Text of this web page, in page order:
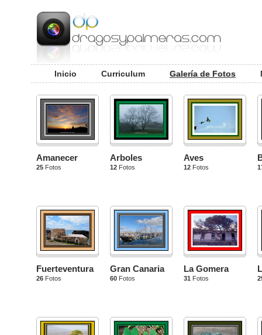
Inicio Curriculum Galería de Fotos
Amanecer
25 Fotos
Arboles
12 Fotos
Aves
12 Fotos
Fuerteventura
26 Fotos
Gran Canaria
60 Fotos
La Gomera
31 Fotos